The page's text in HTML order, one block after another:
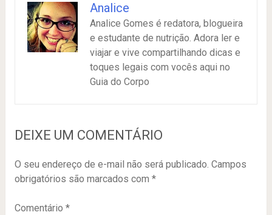
Analice
Analice Gomes é redatora, blogueira
e estudante de nutrição. Adora ler e
viajar e vive compartilhando dicas e
toques legais com vocês aqui no
Guia do Corpo
DEIXE UM COMENTÁRIO
O seu endereço de e-mail não será publicado. Campos
obrigatórios são marcados com *
Comentário *